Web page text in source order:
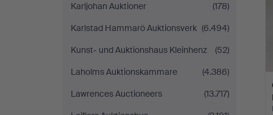
Karljohan Auktioner
(178)
Karlstad Hammarö Auktionsverk (6.494)
Kunst- und Auktionshaus Kleinhenz
(52)
Laholms Auktionskammare
(4.386)
Lawrences Auctioneers
(13.717)